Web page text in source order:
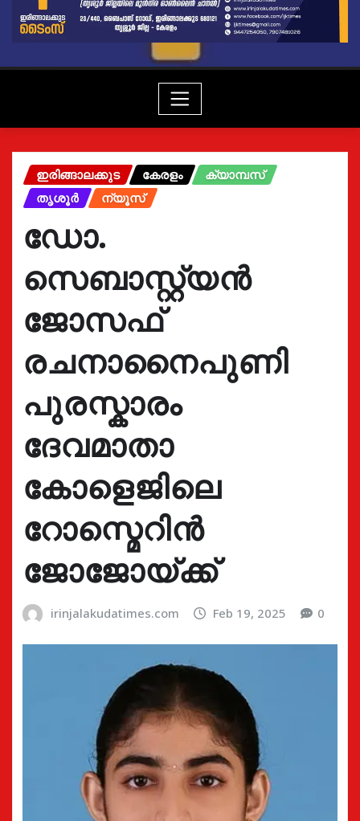
ഇരിങ്ങാലക്കുട കേരളം
ക്യാമ്പസ്
തൃശൂർ
ന്യൂസ്
ഡോ.
സെബാസ്റ്റ്യൻ
ജോസഫ്
രചനാനൈപുണി
പുരസ്കാരം
ദേവമാതാ
കോളെജിലെ
റോസ്മെറിൻ
ജോജോയ്ക്ക്
irinjalakudatimes.com Feb 19, 2025 0